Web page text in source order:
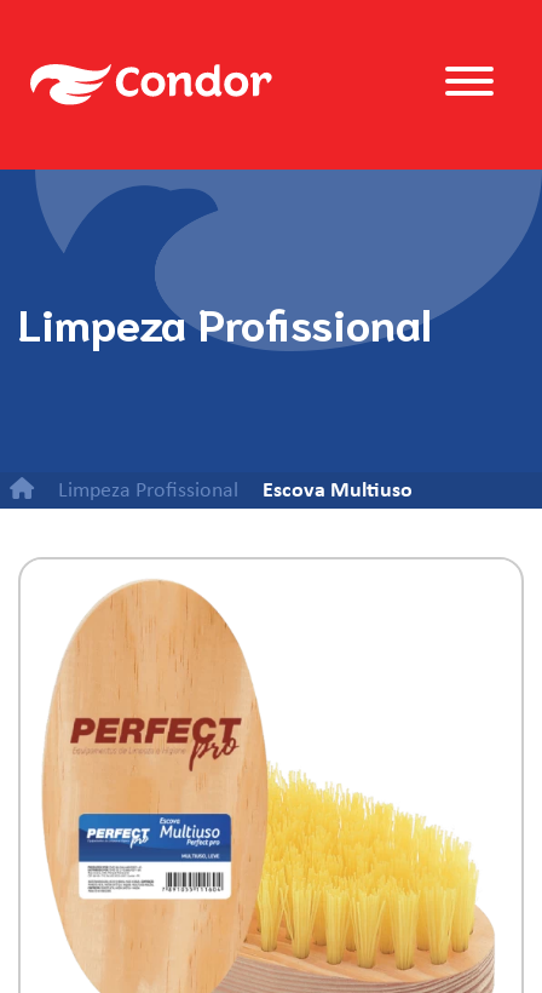
Limpeza Profissional
Limpeza Profissional Escova Multiuso